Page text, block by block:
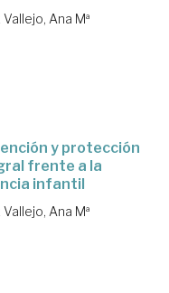
Vallejo, Ana Mª
y protección
frente a la
infantil
Vallejo, Ana Mª